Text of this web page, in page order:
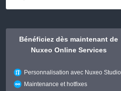
Bénéficiez dès maintenant de
Nuxeo Online Services
Personnalisation avec Nuxeo Studio
Maintenance et hotfixes